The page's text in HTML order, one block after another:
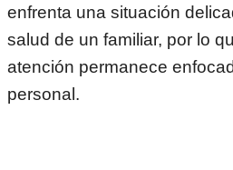
enfrenta una situación
salud de un familiar, por lo
atención permanece
personal.